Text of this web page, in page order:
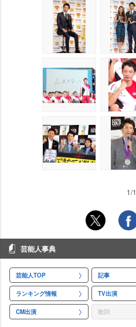
1/1
芸能人事典
芸能人TOP 記事
ランキング情報 TV出演
CM出演 歌詞